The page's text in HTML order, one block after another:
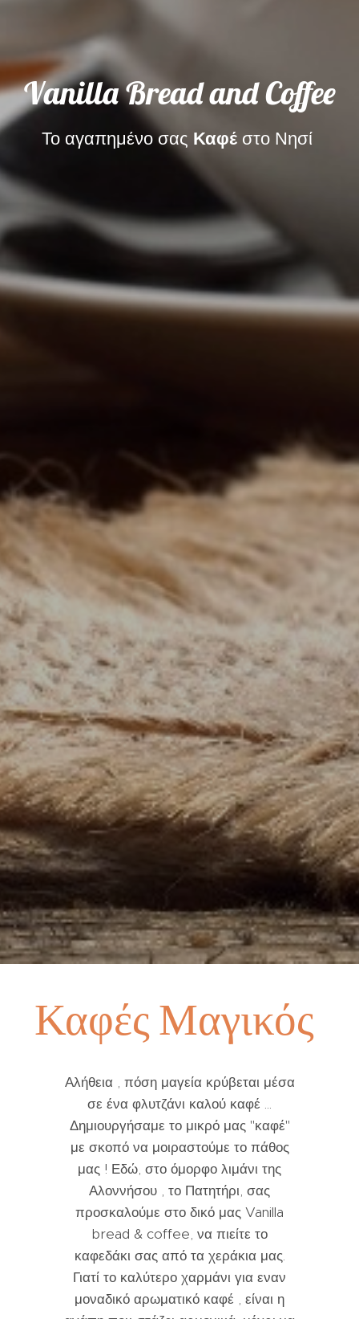
Vanilla Bread and Coffee
Το αγαπημένο σας Καφέ στο Νησί
ΚαφέςΜαγικός
Αλήθεια , πόση μαγεία κρύβεται μέσα
σε ένα φλυτζάνι καλού καφέ ...
Δημιουργήσαμε το μικρό μας "καφέ"
με σκοπό να μοιραστούμε το πάθος
μας ! Εδώ, στο όμορφο λιμάνι της
Αλοννήσου , το Πατητήρι, σας
προσκαλούμε στο δικό μας Vanilla
bread & coffee, να πιείτε το
καφεδάκι σας από τα χεράκια μας.
Γιατί το καλύτερο χαρμάνι για εναν
μοναδικό αρωματικό καφέ , είναι η